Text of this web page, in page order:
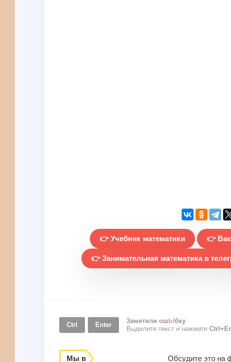
👉 Учебник математики 👉
👉 Занимательная математика в
Ctrl Enter
Заметили ош Ы бку
Выделите текст и нажмите
Мы в Обсудите это на